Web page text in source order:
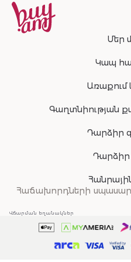
Մեր
Կապ
Առաքում
Գաղտնիության
Դարձիր
Հաճախորդների
Վճարման եղանակներ